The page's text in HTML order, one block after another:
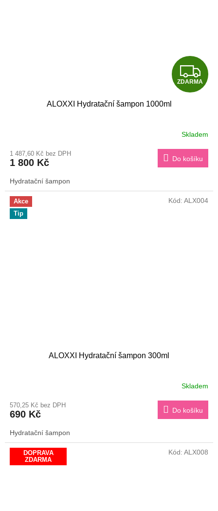
Z
D
R
M
A
ZDARMA
ALOXXI Hydratační šampon 1000ml
Skladem
1 487,60 Kč bez DPH
1 800 Kč Do košíku
Hydratační šampon
Akce
Tip
ALOXXI Hydratační šampon 300ml
Skladem
570,25 Kč bez DPH
690 Kč Do košíku
Hydratační šampon
Kód: ALX004
DOPRAVA
ZDARMA
Kód: ALX008